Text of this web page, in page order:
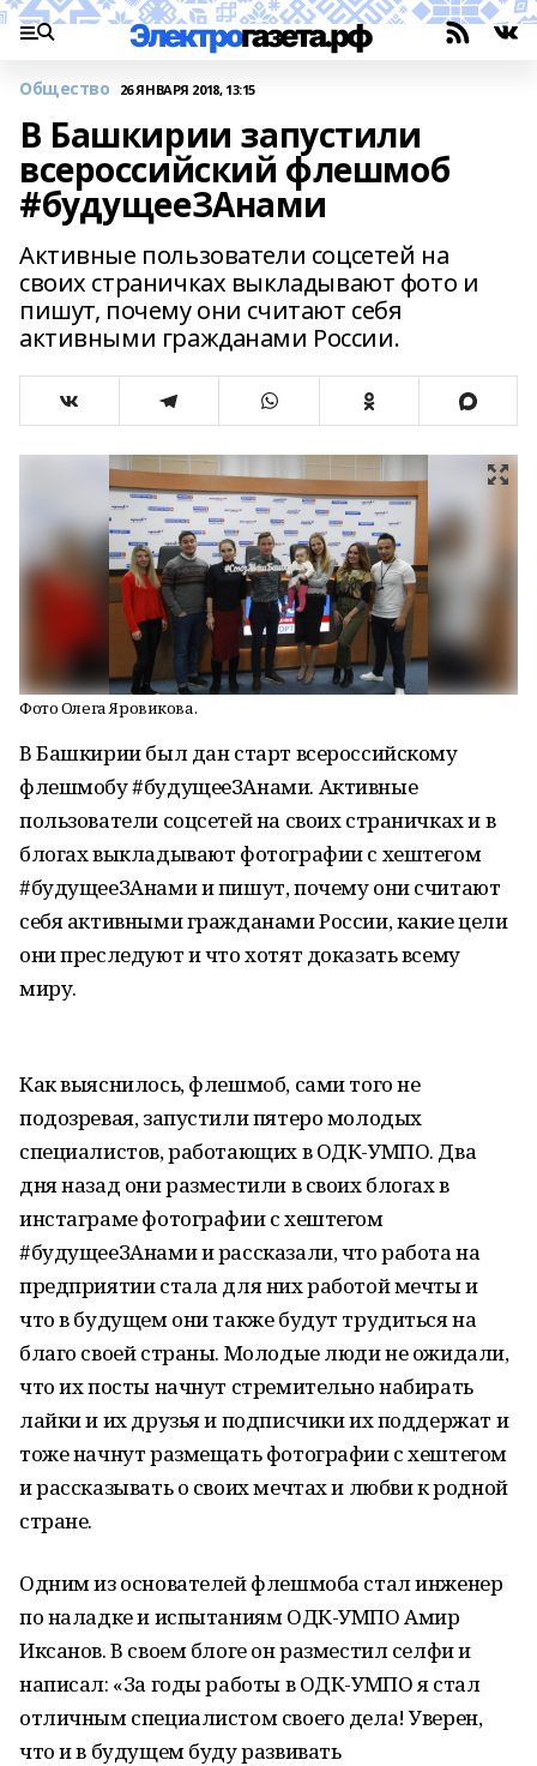
Общество 26 ЯНВАРЯ 2018, 13:15
В Башкирии запустили
всероссийский флешмоб
#будущееЗАнами
Активные пользователи соцсетей на
своих страничках выкладывают фото и
пишут, почему они считают себя
активными гражданами России.
Фото Олега Яровикова.
В Башкирии был дан старт всероссийскому
флешмобу #будущееЗАнами. Активные
пользователи соцсетей на своих страничках и в
блогах выкладывают фотографии с хештегом
#будущееЗАнами и пишут, почему они считают
себя активными гражданами России, какие цели
они преследуют и что хотят доказать всему
миру.
Как выяснилось, флешмоб, сами того не
подозревая, запустили пятеро молодых
специалистов, работающих в ОДК-УМПО. Два
дня назад они разместили в своих блогах в
инстаграме фотографии с хештегом
#будущееЗАнами и рассказали, что работа на
предприятии стала для них работой мечты и
что в будущем они также будут трудиться на
благо своей страны. Молодые люди не ожидали,
что их посты начнут стремительно набирать
лайки и их друзья и подписчики их поддержат и
тоже начнут размещать фотографии с хештегом
и рассказывать о своих мечтах и любви к родной
стране.
Одним из основателей флешмоба стал инженер
по наладке и испытаниям ОДК-УМПО Амир
Иксанов. В своем блоге он разместил селфи и
написал: «За годы работы в ОДК-УМПО я стал
отличным специалистом своего дела! Уверен,
что и в будущем буду развивать